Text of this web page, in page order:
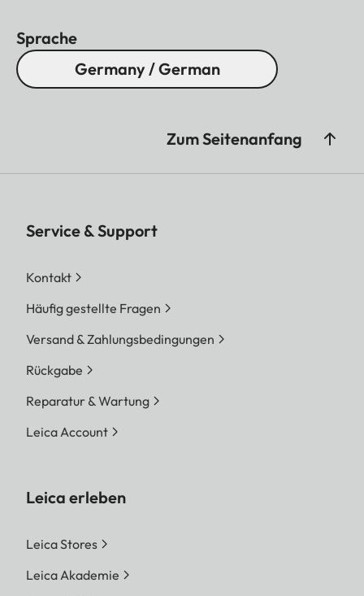
Sprache
Germany / German
Zum Seitenanfang
Service & Support
Kontakt
Häufig gestellte Fragen
Versand & Zahlungsbedingungen
Rückgabe
Reparatur & Wartung
Leica Account
Leica erleben
Leica Stores
Leica Akademie